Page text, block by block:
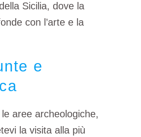
Sicilia, dove la
con l’arte e la
e
aree archeologiche,
la visita alla più